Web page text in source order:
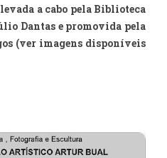
a cabo pela Biblioteca
Dantas e promovida pela
(ver imagens disponíveis